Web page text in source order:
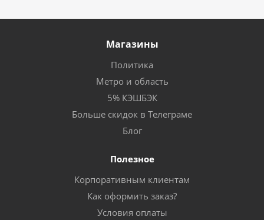
Магазины
Политика
Метро и область
5% КЭШБЭК
Больше скидок в Телеграме
Блог
Полезное
Корпоративным клиентам
Как оформить заказ?
Условия оплаты